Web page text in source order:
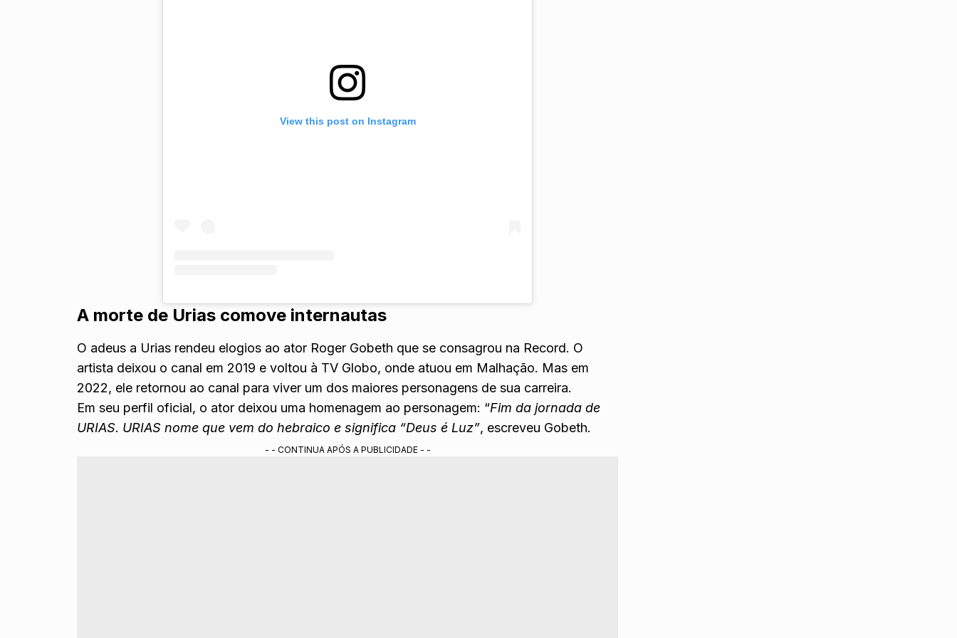
View this post on Instagram
A morte de Urias comove internautas
O adeus a Urias rendeu elogios ao ator Roger Gobeth que se consagrou na Record. O
artista deixou o canal em 2019 e voltou à TV Globo, onde atuou em Malhação. Mas em
2022, ele retornou ao canal para viver um dos maiores personagens de sua carreira.
Em seu perfil oficial, o ator deixou uma homenagem ao personagem: “Fim da jornada de
URIAS. URIAS nome que vem do hebraico e significa “Deus é Luz”, escreveu Gobeth.
- - CONTINUA APÓS A PUBLICIDADE - -